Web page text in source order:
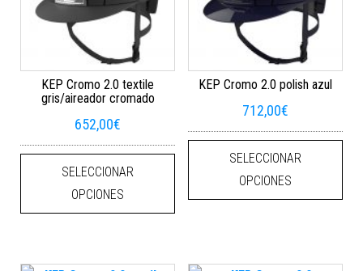
KEP Cromo 2.0 textile
gris/aireador cromado
652,00€
SELECCIONAR
OPCIONES
Este producto tiene múltiples
KEP Cromo 2.0 polish azul
712,00€
SELECCIONAR
OPCIONES